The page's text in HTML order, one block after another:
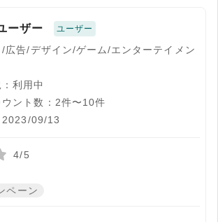
ーザー ユーザー
/広告/デザイン/ゲーム/エンターテイメン
利用中
ント数：2件〜10件
2023/09/13
4/5
ペーン